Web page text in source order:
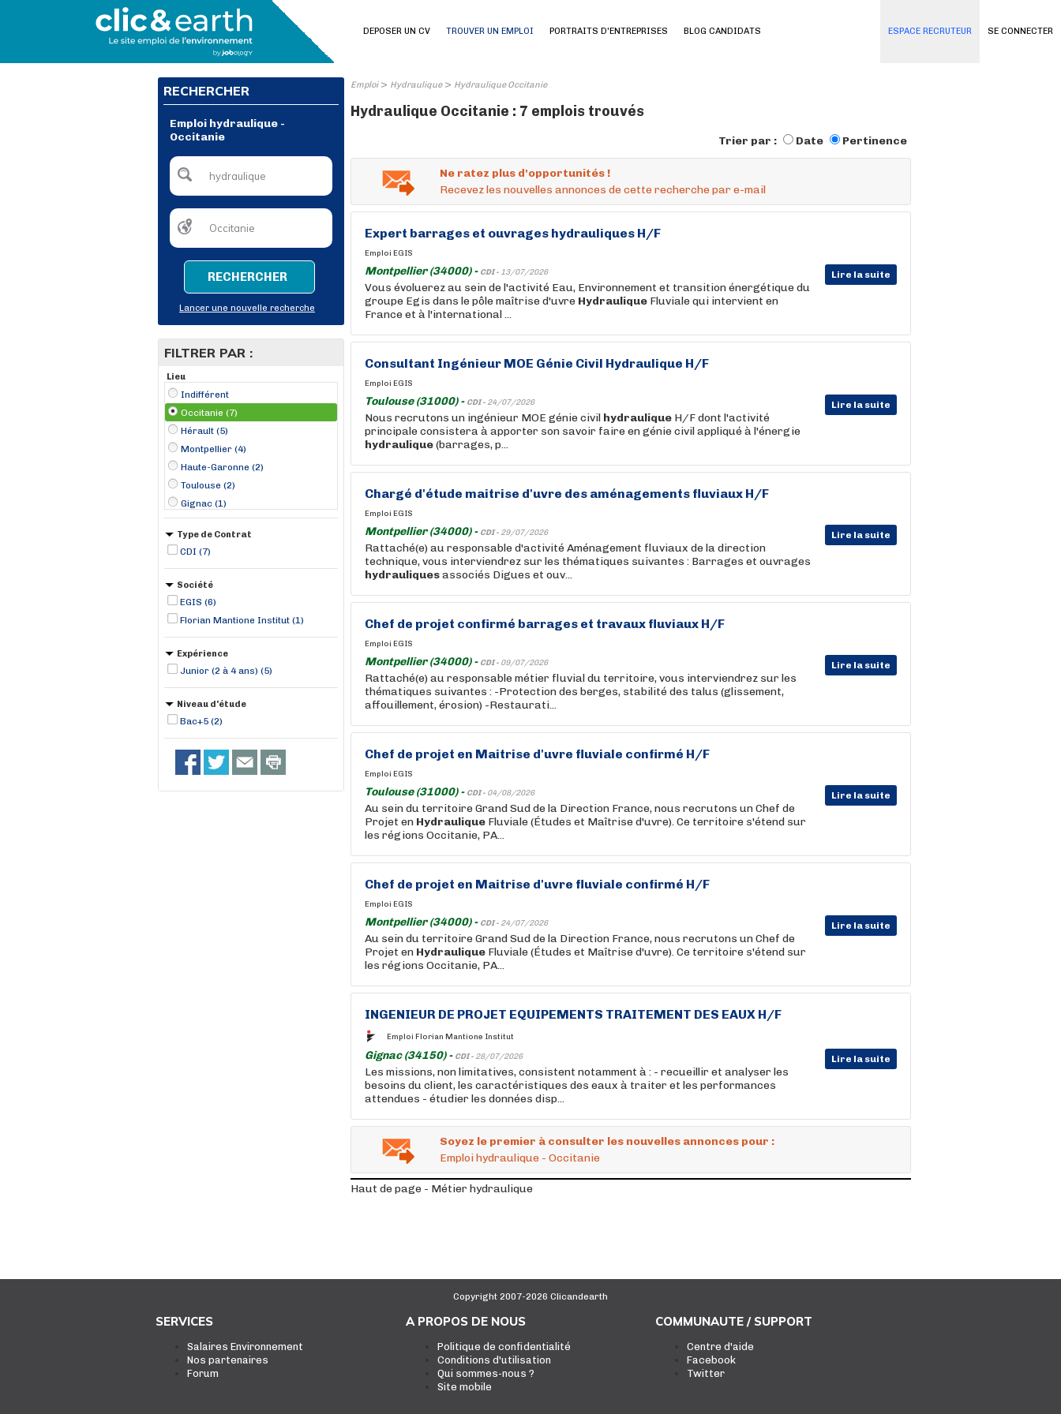
SE CONNECTER
DEPOSER UN CV TROUVER UN EMPLOI PORTRAITS D'ENTREPRISES BLOG CANDIDATS ESPACE RECRUTEUR
RECHERCHER
Emploi hydraulique -
Occitanie
RECHERCHER
Lancer une nouvelle recherche
FILTRER PAR :
Lieu
Indifférent
Occitanie (7)
Hérault (5)
Montpellier (4)
Haute-Garonne (2)
Toulouse (2)
Gignac (1)
Type de Contrat
CDI (7)
Société
EGIS (6)
Florian Mantione Institut (1)
Expérience
Junior (2 à 4 ans) (5)
Niveau d'étude
Bac+5 (2)
Emploi> Hydraulique> Hydraulique Occitanie
Hydraulique Occitanie : 7 emplois trouvés
Trier par : Date Pertinence
Ne ratez plus d'opportunités !
Recevez les nouvelles annonces de cette recherche par e-mail
Expert barrages et ouvrages hydrauliques H/F
Emploi EGIS
Montpellier (34000) - CDI - 13/07/2026 Lire la suite
Vous évoluerez au sein de l'activité Eau, Environnement et transition énergétique du
groupe Egis dans le pôle maîtrise d'uvre Hydraulique Fluviale qui intervient en
France et à l'international ...
Consultant Ingénieur MOE Génie Civil Hydraulique H/F
Emploi EGIS
Toulouse (31000) - CDI - 24/07/2026 Lire la suite
Nous recrutons un ingénieur MOE génie civil hydraulique H/F dont l'activité
principale consistera à apporter son savoir faire en génie civil appliqué à l'énergie
hydraulique(barrages, p...
Chargé d'étude maitrise d'uvre des aménagements fluviaux H/F
Emploi EGIS
Montpellier (34000) - CDI - 29/07/2026 Lire la suite
Rattaché(e) au responsable d'activité Aménagement fluviaux de la direction
technique, vous interviendrez sur les thématiques suivantes : Barrages et ouvrages
hydrauliquesassociés Digues et ouv...
Chef de projet confirmé barrages et travaux fluviaux H/F
Emploi EGIS
Montpellier (34000) - CDI - 09/07/2026 Lire la suite
Rattaché(e) au responsable métier fluvial du territoire, vous interviendrez sur les
thématiques suivantes : -Protection des berges, stabilité des talus (glissement,
affouillement, érosion) -Restaurati...
Chef de projet en Maitrise d'uvre fluviale confirmé H/F
Emploi EGIS
Toulouse (31000) - CDI - 04/08/2026 Lire la suite
Au sein du territoire Grand Sud de la Direction France, nous recrutons un Chef de
Projet en Hydraulique Fluviale (Études et Maîtrise d'uvre). Ce territoire s'étend sur
les régions Occitanie, PA...
Chef de projet en Maitrise d'uvre fluviale confirmé H/F
Emploi EGIS
Montpellier (34000) - CDI - 24/07/2026 Lire la suite
Au sein du territoire Grand Sud de la Direction France, nous recrutons un Chef de
Projet en Hydraulique Fluviale (Études et Maîtrise d'uvre). Ce territoire s'étend sur
les régions Occitanie, PA...
INGENIEUR DE PROJET EQUIPEMENTS TRAITEMENT DES EAUX H/F
Emploi Florian Mantione Institut
Gignac (34150) - CDI - 28/07/2026 Lire la suite
Les missions, non limitatives, consistent notamment à : - recueillir et analyser les
besoins du client, les caractéristiques des eaux à traiter et les performances
attendues - étudier les données disp...
Soyez le premier à consulter les nouvelles annonces pour :
Emploi hydraulique - Occitanie
Haut de page - Métier hydraulique
Copyright 2007-2026 Clicandearth
SERVICES
Salaires Environnement
Nos partenaires
Forum
A PROPOS DE NOUS
Politique de confidentialité
Conditions d'utilisation
Qui sommes-nous ?
Site mobile
COMMUNAUTE / SUPPORT
Centre d'aide
Facebook
Twitter